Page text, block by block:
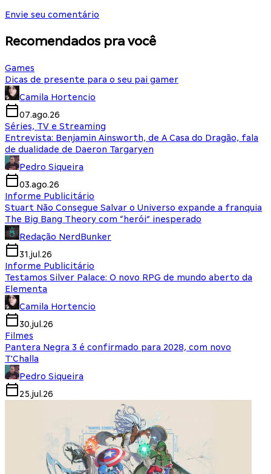
Envie seu comentário
Recomendados pra você
Games
Dicas de presente para o seu pai gamer
Camila Hortencio
07.ago.26
Séries, TV e Streaming
Entrevista: Benjamin Ainsworth, de A Casa do Dragão, fala
de dualidade de Daeron Targaryen
Pedro Siqueira
03.ago.26
Informe Publicitário
Stuart Não Consegue Salvar o Universo expande a franquia
The Big Bang Theory com “herói” inesperado
Redação NerdBunker
31.jul.26
Informe Publicitário
Testamos Silver Palace: O novo RPG de mundo aberto da
Elementa
Camila Hortencio
30.jul.26
Filmes
Pantera Negra 3 é confirmado para 2028, com novo
T'Challa
Pedro Siqueira
25.jul.26